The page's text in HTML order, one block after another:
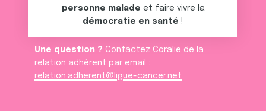
personne malade et faire vivre la
démocratie en santé !
Une question ? Contactez Coralie de la
relation adhèrent par email :
relation.adherent@ligue-cancer.net